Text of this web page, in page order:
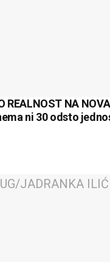
REALNOST NA
ni 30 odsto